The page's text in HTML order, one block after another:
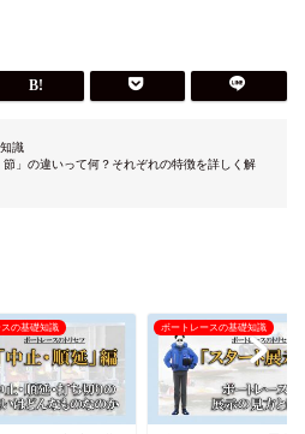
識
」の違いって何？それぞれの特徴を詳しく解
の基礎知識 ボートレースの基礎知識